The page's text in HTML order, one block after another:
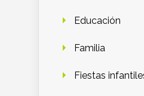
Educación
Familia
Fiestas